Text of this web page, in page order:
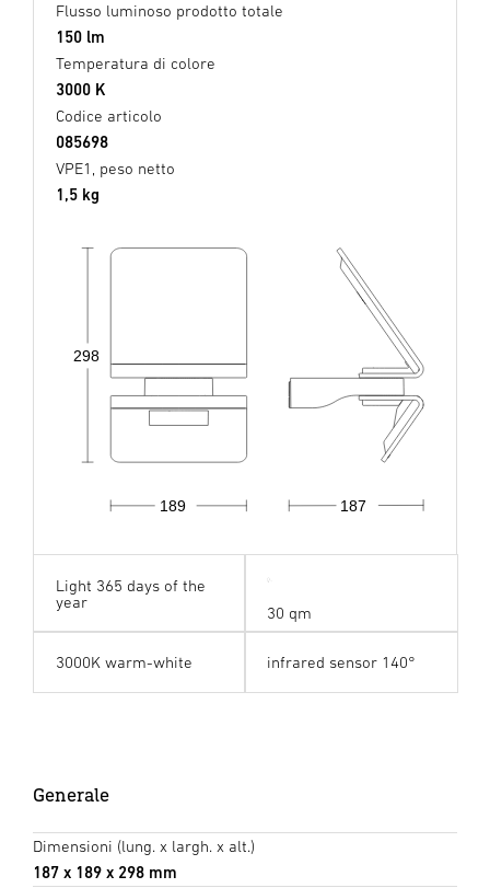
Flusso luminoso prodotto totale
150 lm
Temperatura di colore
3000 K
Codice articolo
085698
VPE1, peso netto
1,5 kg
189 187
298
Light 365 days of the
year
30 qm
3000K warm-white infrared sensor 140°
Generale
Dimensioni (lung. x largh. x alt.)
187 x 189 x 298 mm